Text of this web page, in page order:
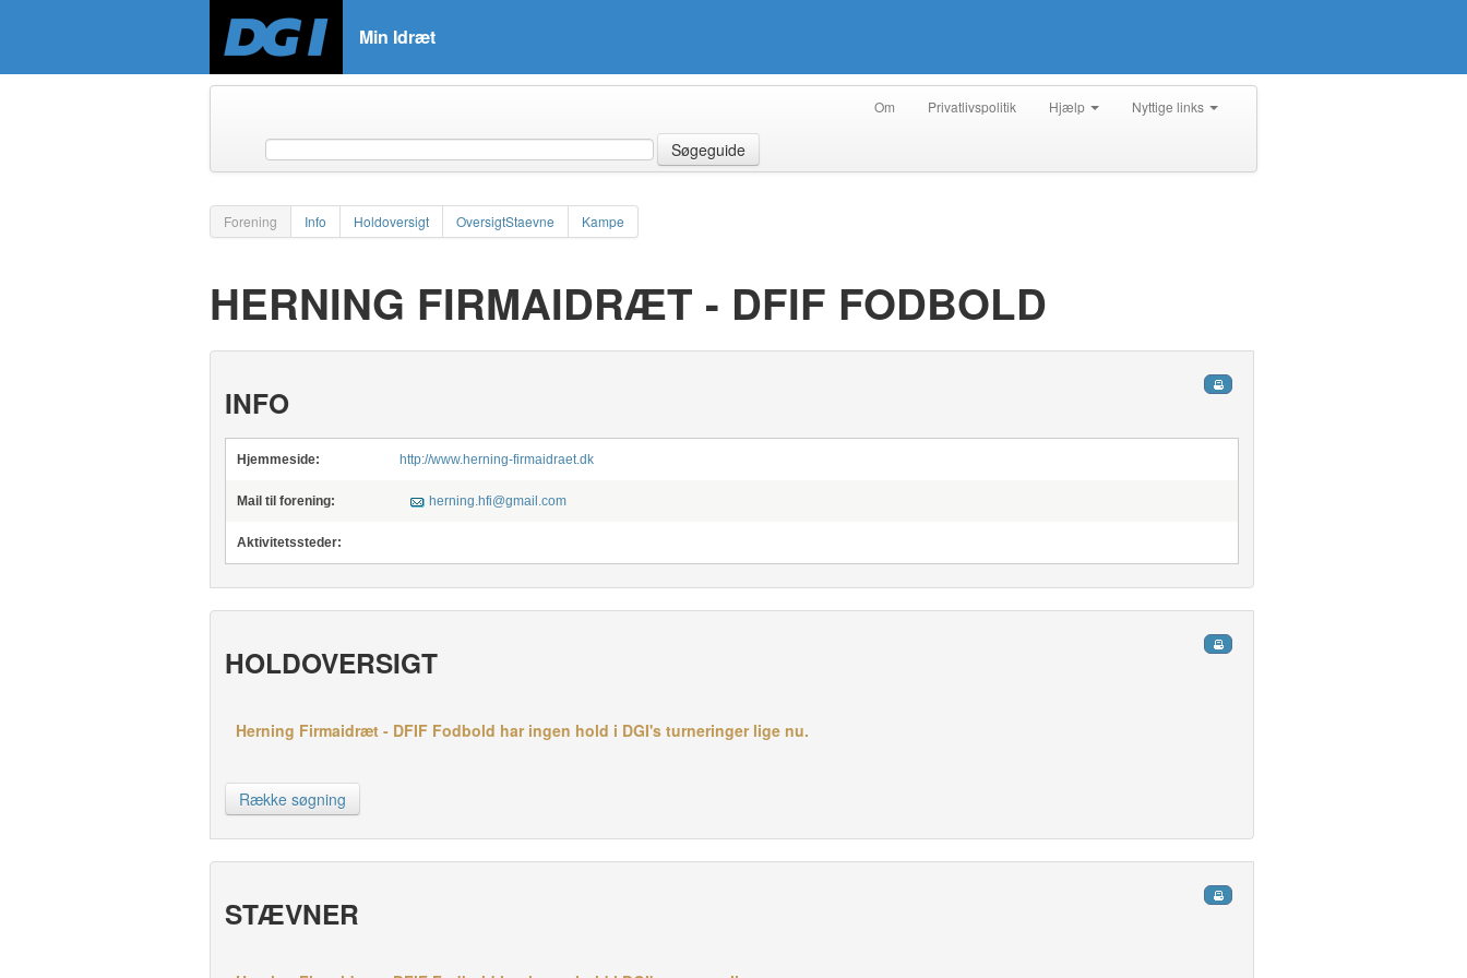
Min Idræt
Om Privatlivspolitik Hjælp Nyttige links
Søgeguide
Forening Info Holdoversigt OversigtStaevne Kampe
HERNING FIRMAIDRÆT - DFIF FODBOLD
INFO
Hjemmeside: http://www.herning-firmaidraet.dk
Mail til forening: herning.hfi@gmail.com
Aktivitetssteder:
HOLDOVERSIGT
Herning Firmaidræt - DFIF Fodbold har ingen hold i DGI's turneringer lige nu.
Række søgning
STÆVNER